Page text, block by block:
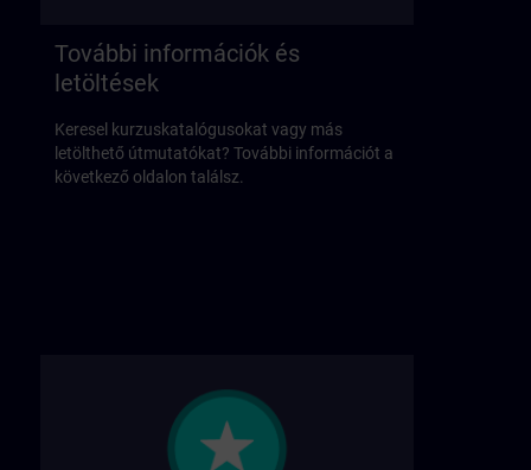
További információk és
letöltések
Keresel kurzuskatalógusokat vagy más
letölthető útmutatókat? További információt a
következő oldalon találsz.